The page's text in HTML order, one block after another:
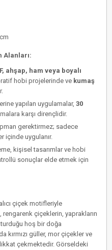
Alanları:
ahşap, ham veya boyalı
hobi projelerinde ve kumaş
yapılan uygulamalar, 30
karşı dirençlidir.
gerektirmez; sadece
içinde uygulanır.
kişisel tasarımlar ve hobi
sonuçlar elde etmek için
çiçek motifleriyle
rengarenk çiçeklerin, yaprakların
hoş bir doğa
kırmızı güller, mor çiçekler ve
çekmektedir. Görseldeki